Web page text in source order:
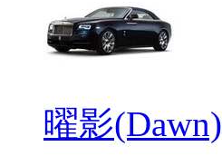
曜影(Dawn)